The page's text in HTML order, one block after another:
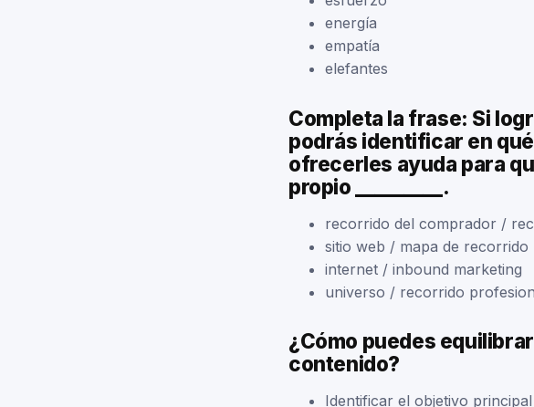
energía
empatía
elefantes
Completa la frase: Si
podrás identificar en qué
ofrecerles ayuda para
propio _________.
recorrido del comprador /
sitio web / mapa de recorrido
internet / inbound marketing
universo / recorrido
¿Cómo puedes
contenido?
Identificar el objetivo